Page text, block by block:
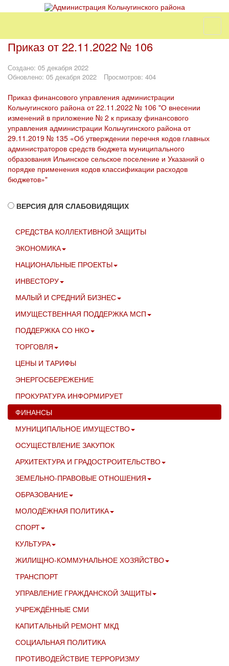
Приказ от 22.11.2022 № 106
Создано: 05 декабря 2022
Обновлено: 05 декабря 2022
Просмотров: 404
Приказ финансового управления администрации
Кольчугинского района от 22.11.2022 № 106 "О внесении
изменений в приложение № 2 к приказу финансового
управления администрации Кольчугинского района от
29.11.2019 № 135 «Об утверждении перечня кодов главных
администраторов средств бюджета муниципального
образования Ильинское сельское поселение и Указаний о
порядке применения кодов классификации расходов
бюджетов»"
ВЕРСИЯ ДЛЯ СЛАБОВИДЯЩИХ
СРЕДСТВА КОЛЛЕКТИВНОЙ ЗАЩИТЫ
ЭКОНОМИКА
НАЦИОНАЛЬНЫЕ ПРОЕКТЫ
ИНВЕСТОРУ
МАЛЫЙ И СРЕДНИЙ БИЗНЕС
ИМУЩЕСТВЕННАЯ ПОДДЕРЖКА МСП
ПОДДЕРЖКА СО НКО
ТОРГОВЛЯ
ЦЕНЫ И ТАРИФЫ
ЭНЕРГОСБЕРЕЖЕНИЕ
ПРОКУРАТУРА ИНФОРМИРУЕТ
ФИНАНСЫ
МУНИЦИПАЛЬНОЕ ИМУЩЕСТВО
ОСУЩЕСТВЛЕНИЕ ЗАКУПОК
АРХИТЕКТУРА И ГРАДОСТРОИТЕЛЬСТВО
ЗЕМЕЛЬНО-ПРАВОВЫЕ ОТНОШЕНИЯ
ОБРАЗОВАНИЕ
МОЛОДЁЖНАЯ ПОЛИТИКА
СПОРТ
КУЛЬТУРА
ЖИЛИЩНО-КОММУНАЛЬНОЕ ХОЗЯЙСТВО
ТРАНСПОРТ
УПРАВЛЕНИЕ ГРАЖДАНСКОЙ ЗАЩИТЫ
УЧРЕЖДЁННЫЕ СМИ
КАПИТАЛЬНЫЙ РЕМОНТ МКД
СОЦИАЛЬНАЯ ПОЛИТИКА
ПРОТИВОДЕЙСТВИЕ ТЕРРОРИЗМУ